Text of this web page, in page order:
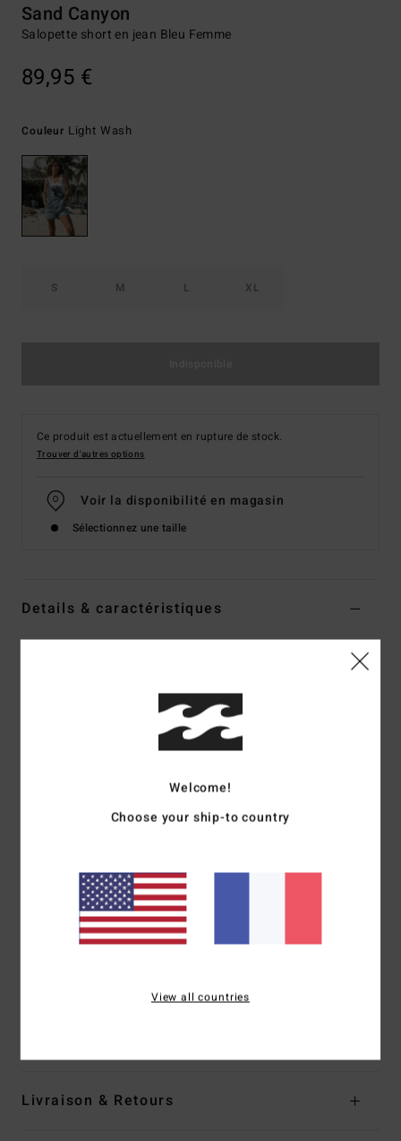
Sand Canyon
Salopette short en jean Bleu Femme
89,95 €
Couleur Light Wash
S M L XL
Ce produit est actuellement en rupture de stock.
Trouver d'autres options
Voir la disponibilité en magasin
Sélectionnez une taille
Details & caractéristiques
Matière : denim de coton
Taille : Fixe
Poches : poches sur le devant
Poches latérales
Poches à l'arrière
Logotage : étiquette logotée
[Matière principale] 100% coton
Livraison & Retours
Welcome!
Choose your ship-to country
View all countries